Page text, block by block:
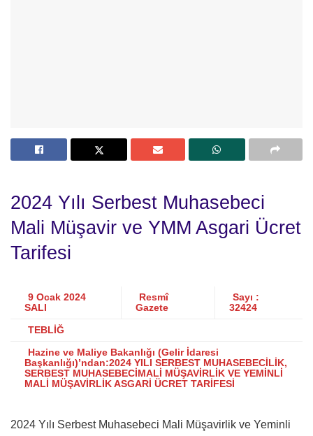
2024 Yılı Serbest Muhasebeci
Mali Müşavir ve YMM Asgari Ücret
Tarifesi
9 Ocak 2024
SALI
Resmî
Gazete
Sayı :
32424
TEBLİĞ
Hazine ve Maliye Bakanlığı (Gelir İdaresi
Başkanlığı)’ndan:2024 YILI SERBEST MUHASEBECİLİK,
SERBEST MUHASEBECİMALİ MÜŞAVİRLİK VE YEMİNLİ
MALİ MÜŞAVİRLİK ASGARİ ÜCRET TARİFESİ
2024 Yılı Serbest Muhasebeci Mali Müşavirlik ve Yeminli